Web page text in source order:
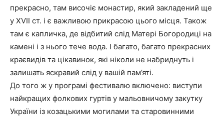
прекрасно, там височіє монастир, який закладений ще
у XVII ст. і є важливою прикрасою цього місця. Також
там є капличка, де відбитий слід Матері Богородиці на
камені і з нього тече вода. І багато, багато прекрасних
краєвидів та цікавинок, які ніколи не набриднуть і
залишать яскравий слід у вашій пам’яті.
До того ж у програмі фестивалю включено: виступи
найкращих фолкових гуртів у мальовничому закутку
України із козацькими могилами та старовинними